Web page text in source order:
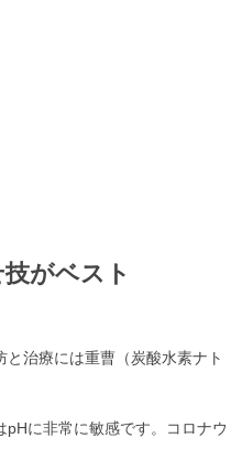
がベスト
治療には重曹（炭酸水素ナト
に非常に敏感です。コロナウ